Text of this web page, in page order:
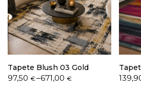
Política de
Tapete Blush 03 Gold
97,50 €–671,00€
Price
Price